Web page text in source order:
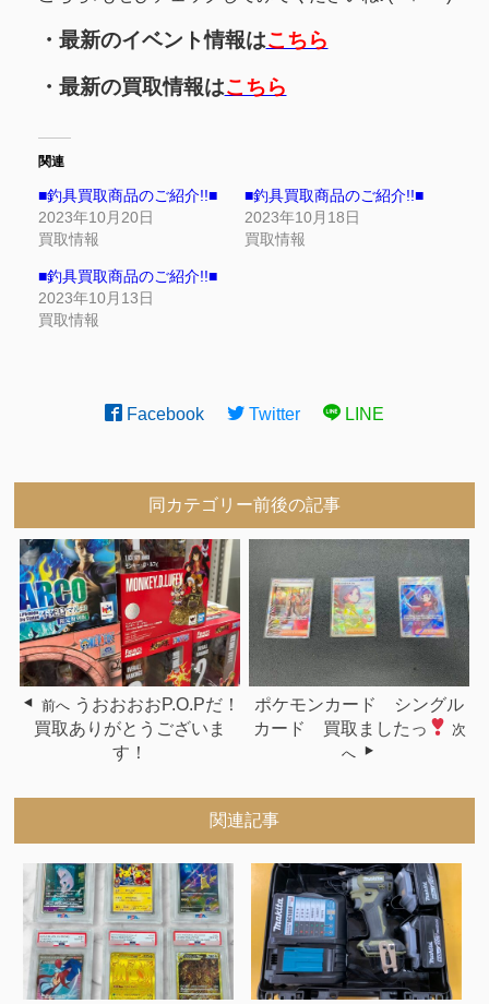
・最新のイベント情報はこちら
・最新の買取情報はこちら
関連
■釣具買取商品のご紹介!!■
2023年10月20日
買取情報
■釣具買取商品のご紹介!!■
2023年10月18日
買取情報
■釣具買取商品のご紹介!!■
2023年10月13日
買取情報
Facebook Twitter LINE
同カテゴリー前後の記事
前へ うおおおおP.O.Pだ！
買取ありがとうございま
す！
ポケモンカード シングル
カード 買取ましたっ
次
へ
関連記事